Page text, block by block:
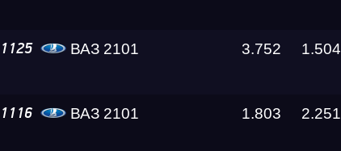
RDRC Юг 5 этап
RDRC 2026 5 этап
1125 ВАЗ 2101 3.752 1.504
1116 ВАЗ 2101 1.803 2.251